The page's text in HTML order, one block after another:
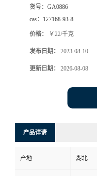
货号： GA0886
cas： 127168-93-8
价格： ￥22/千克
发布日期： 2023-08-10
更新日期： 2026-08-08
产品详请
产地 湖北